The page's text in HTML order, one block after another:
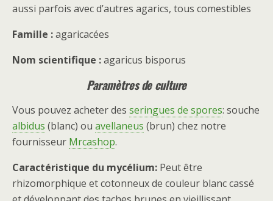
aussi parfois avec d’autres agarics, tous comestibles
Famille :agaricacées
Nom scientifique :agaricus bisporus
Paramètres de culture
Vous pouvez acheter des seringues de spores: souche
albidus (blanc) ou avellaneus (brun) chez notre
fournisseur Mrcashop.
Caractéristique du mycélium: Peut être
rhizomorphique et cotonneux de couleur blanc cassé